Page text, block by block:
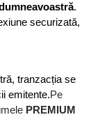
.
securizată,
emitente.Pe
PREMIUM